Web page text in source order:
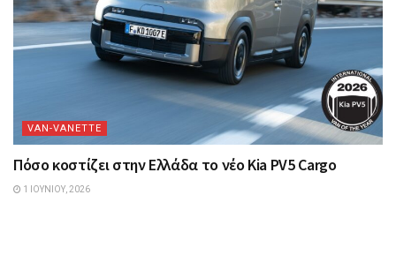
VAN-VANETTΕ
Πόσο κοστίζει στην Ελλάδα το νέο Kia PV5 Cargo
1 ΙΟΥΝΊΟΥ, 2026